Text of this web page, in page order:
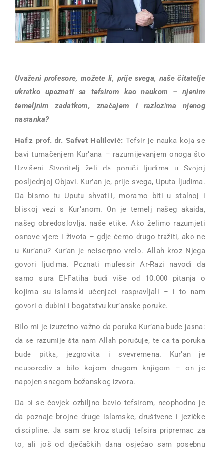
Uvaženi profesore, možete li, prije svega, naše čitatelje
ukratko upoznati sa tefsirom kao naukom – njenim
temeljnim zadatkom, značajem i razlozima njenog
nastanka?
Hafiz prof. dr. Safvet Halilović: Tefsir je nauka koja se
bavi tumačenjem Kur’ana – razumijevanjem onoga što
Uzvišeni Stvoritelj želi da poruči ljudima u Svojoj
posljednjoj Objavi. Kur’an je, prije svega, Uputa ljudima.
Da bismo tu Uputu shvatili, moramo biti u stalnoj i
bliskoj vezi s Kur’anom. On je temelj našeg akaida,
našeg obredoslovlja, naše etike. Ako želimo razumjeti
osnove vjere i života – gdje ćemo drugo tražiti, ako ne
u Kur’anu? Kur’an je neiscrpno vrelo. Allah kroz Njega
govori ljudima. Poznati mufessir Ar-Razi navodi da
samo sura El-Fatiha budi više od 10.000 pitanja o
kojima su islamski učenjaci raspravljali – i to nam
govori o dubini i bogatstvu kur’anske poruke.
Bilo mi je izuzetno važno da poruka Kur’ana bude jasna:
da se razumije šta nam Allah poručuje, te da ta poruka
bude pitka, jezgrovita i svevremena. Kur’an je
neuporediv s bilo kojom drugom knjigom – on je
napojen snagom božanskog izvora.
Da bi se čovjek ozbiljno bavio tefsirom, neophodno je
da poznaje brojne druge islamske, društvene i jezičke
discipline. Ja sam se kroz studij tefsira pripremao za
to, ali još od dječačkih dana osjećao sam posebnu